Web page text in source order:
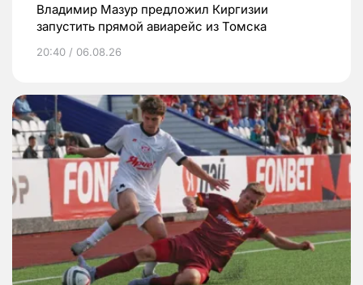
Владимир Мазур предложил Киргизии
запустить прямой авиарейс из Томска
20:40 / 06.08.26